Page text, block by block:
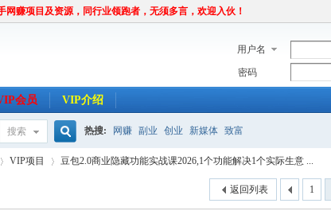
赚项目及资源，同行业领跑者，无须多言，欢迎入伙！
用户名
密码
会员 VIP介绍
搜索
搜
热搜: 网赚 副业 创业 新媒体 致富
VIP项目 豆包2.0商业隐藏功能实战课2026,1个功能解决1个实际生意 ...
1
返回列表